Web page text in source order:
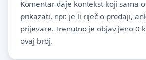
Komentar daje kontekst koji sama
prikazati, npr. je li riječ o prodaji,
prijevare. Trenutno je objavljeno 0
ovaj broj.